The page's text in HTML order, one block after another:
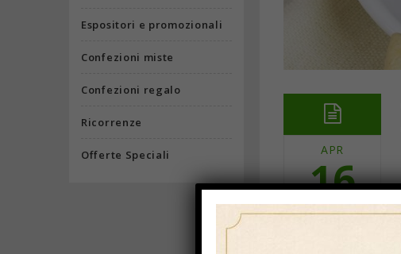
APR
16
Espositori e promozionali
Confezioni miste
Confezioni regalo
Ricorrenze
Offerte Speciali